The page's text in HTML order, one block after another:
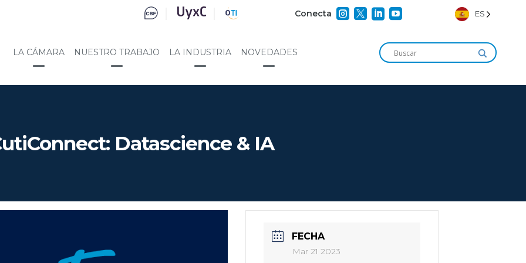
Conecta     ES
LA CÁMARA NUESTRO TRABAJO LA INDUSTRIA NOVEDADES
Datascience & IA
FECHA
Mar 21 2023